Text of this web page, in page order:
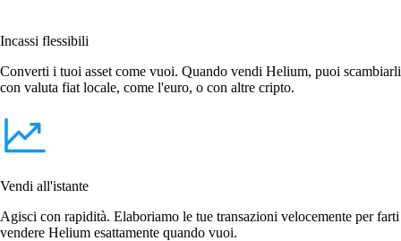
Incassi flessibili
Converti i tuoi asset come vuoi. Quando vendi Helium, puoi scambiarli
con valuta fiat locale, come l'euro, o con altre cripto.
Vendi all'istante
Agisci con rapidità. Elaboriamo le tue transazioni velocemente per farti
vendere Helium esattamente quando vuoi.